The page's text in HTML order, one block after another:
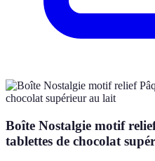
Boîte Nostalgie motif
tablettes de chocolat